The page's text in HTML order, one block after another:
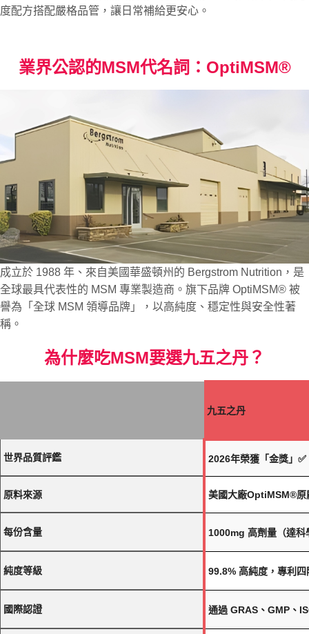
度配方搭配嚴格品管，讓日常補給更安心。
業界公認的MSM代名詞：OptiMSM®
成立於 1988 年、來自美國華盛頓州的 Bergstrom Nutrition，是
全球最具代表性的 MSM 專業製造商。旗下品牌 OptiMSM® 被
譽為「全球 MSM 領導品牌」，以高純度、穩定性與安全性著
稱。
為什麼吃MSM要選九五之丹？
九五之丹
世界品質評鑑 2026年榮獲「金獎」✅
原料來源 美國大廠OptiMSM®原
每份含量 1000mg 高劑量（達科
純度等級 99.8% 高純度，專利四
國際認證 通過 GRAS、GMP、